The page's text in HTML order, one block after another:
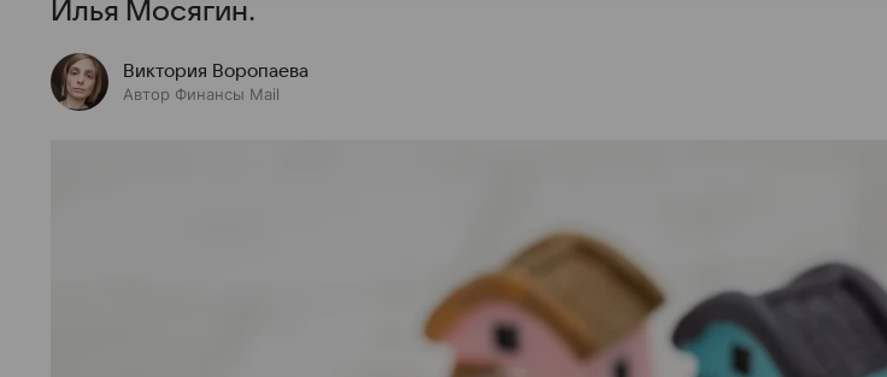
Илья Мосягин.
Виктория Воропаева
Автор Финансы Mail